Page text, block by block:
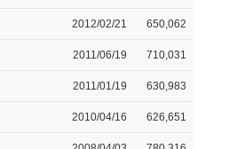
2012/02/21 650,062
2011/06/19 710,031
2011/01/19 630,983
2010/04/16 626,651